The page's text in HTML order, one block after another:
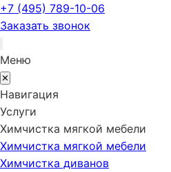
+7 (495) 789-10-06
Заказать звонок
Меню
✕
Навигация
Услуги
Химчистка мягкой мебели
Химчистка мягкой мебели
Химчистка диванов